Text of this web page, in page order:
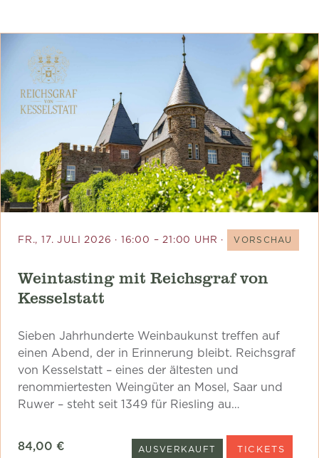
FR., 17. JULI 2026 · 16:00 – 21:00 UHR · VORSCHAU
Weintasting mit Reichsgraf von
Kesselstatt
Sieben Jahrhunderte Weinbaukunst treffen auf
einen Abend, der in Erinnerung bleibt. Reichsgraf
von Kesselstatt – eines der ältesten und
renommiertesten Weingüter an Mosel, Saar und
Ruwer – steht seit 1349 für Riesling au…
84,00 € AUSVERKAUFT TICKETS